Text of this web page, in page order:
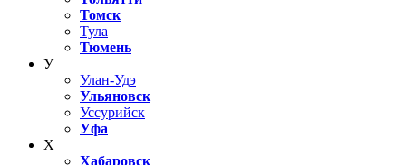
Томск
Тула
Тюмень
У
Улан-Удэ
Ульяновск
Уссурийск
Уфа
Х
Хабаровск